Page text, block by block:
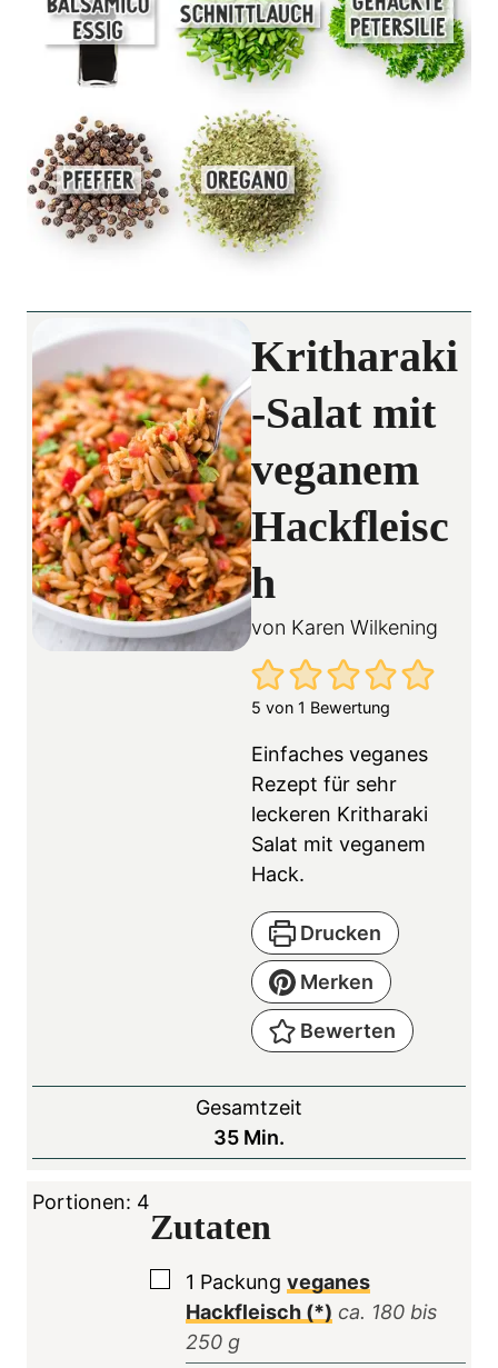
Kritharaki
-Salat mit
veganem
Hackfleisc
h
von Karen Wilkening
5 von 1 Bewertung
Einfaches veganes
Rezept für sehr
leckeren Kritharaki
Salat mit veganem
Hack.
Drucken
Merken
Bewerten
Gesamtzeit
35M
i
u
e
n
Min.
Portionen: 4
Zutaten
▢
1 Packung veganes
Hackfleisch (*) ca. 180 bis
250 g